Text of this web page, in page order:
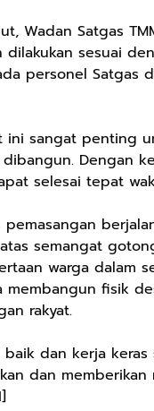
Wadan Satgas
dilakukan sesuai
personel Satgas
ini sangat penting
Dengan
selesai tepat
pemasangan
semangat
warga
membangun fisik
rakyat.
dan kerja
dan memberikan